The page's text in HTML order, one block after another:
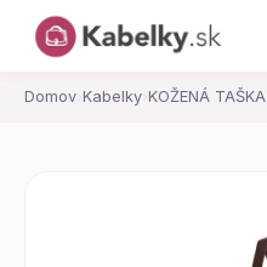
Domov› Kabelky› KOŽENÁ TAŠKA